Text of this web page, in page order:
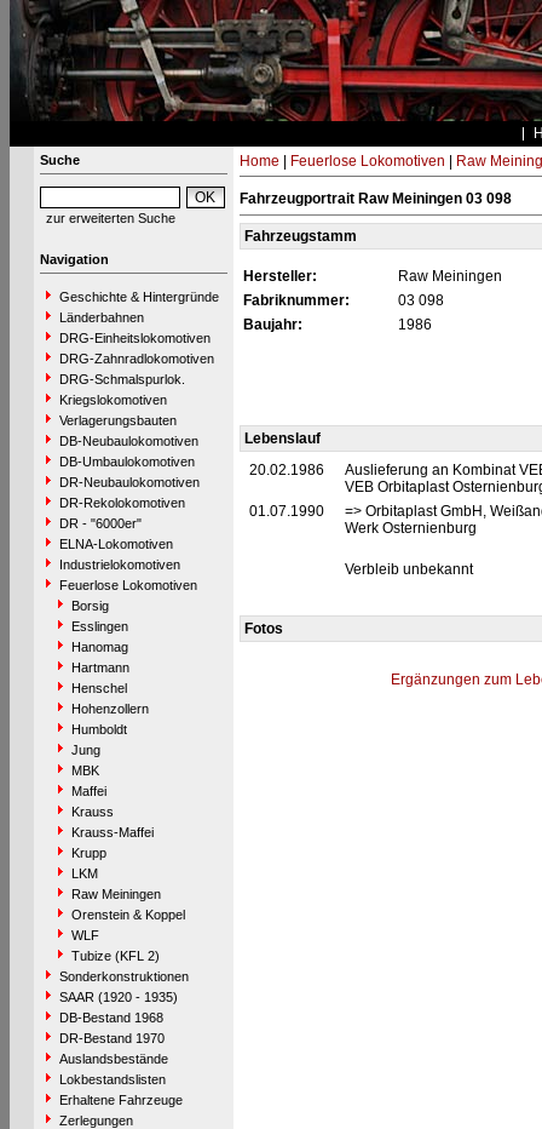
Suche
zur erweiterten Suche
Navigation
Geschichte & Hintergründe
Länderbahnen
DRG-Einheitslokomotiven
DRG-Zahnradlokomotiven
DRG-Schmalspurlok.
Kriegslokomotiven
Verlagerungsbauten
DB-Neubaulokomotiven
DB-Umbaulokomotiven
DR-Neubaulokomotiven
DR-Rekolokomotiven
DR - "6000er"
ELNA-Lokomotiven
Industrielokomotiven
Feuerlose Lokomotiven
Borsig
Esslingen
Hanomag
Hartmann
Henschel
Hohenzollern
Humboldt
Jung
MBK
Maffei
Krauss
Krauss-Maffei
Krupp
LKM
Raw Meiningen
Orenstein & Koppel
WLF
Tubize (KFL 2)
Sonderkonstruktionen
SAAR (1920 - 1935)
DB-Bestand 1968
DR-Bestand 1970
Auslandsbestände
Lokbestandslisten
Erhaltene Fahrzeuge
Zerlegungen
Home Feuerlose Lokomotiven Raw
Fahrzeugportrait Raw Meiningen 03 098
Fahrzeugstamm
Hersteller:
Raw Meiningen
Fabriknummer:
03 098
Baujahr:
1986
Lebenslauf
20.02.1986
Auslieferung an Kombinat
VEB Orbitaplast
01.07.1990
=> Orbitaplast GmbH,
Werk Osternienburg
Verbleib unbekannt
Fotos
Ergänzungen zum